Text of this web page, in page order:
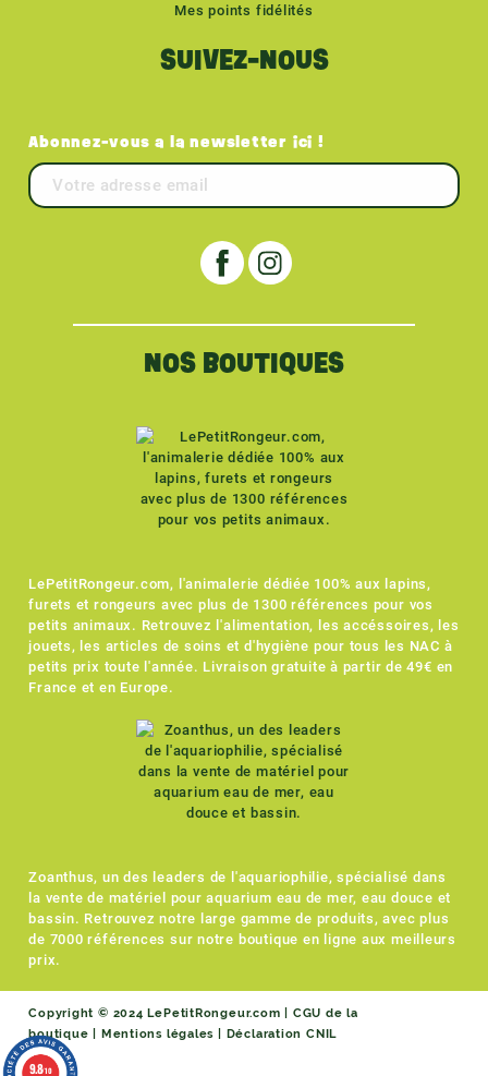
Mes points fidélités
SUIVEZ-NOUS
Abonnez-vous a la newsletter ici !
NOS BOUTIQUES
LePetitRongeur.com, l'animalerie dédiée 100% aux lapins,
furets et rongeurs avec plus de 1300 références pour vos
petits animaux. Retrouvez l'alimentation, les accéssoires, les
jouets, les articles de soins et d'hygiène pour tous les NAC à
petits prix toute l'année. Livraison gratuite à partir de 49€ en
France et en Europe.
Zoanthus, un des leaders de l'aquariophilie, spécialisé dans
la vente de matériel pour aquarium eau de mer, eau douce et
bassin. Retrouvez notre large gamme de produits, avec plus
de 7000 références sur notre boutique en ligne aux meilleurs
prix.
Copyright © 2024 LePetitRongeur.com | CGU de la
boutique
Mentions légales Déclaration CNIL
9.8/10